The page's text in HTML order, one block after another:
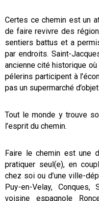
Certes ce chemin est un
de faire revivre des
sentiers battus et a
par endroits. Saint-
ancienne cité historique
pélerins participent à
pas un supermarché
Tout le monde y trouve
l’esprit du chemin.
Faire le chemin est une
pratiquer seul(e), en
chez soi ou d’une ville-
Puy-en-Velay,
voisine espagnole